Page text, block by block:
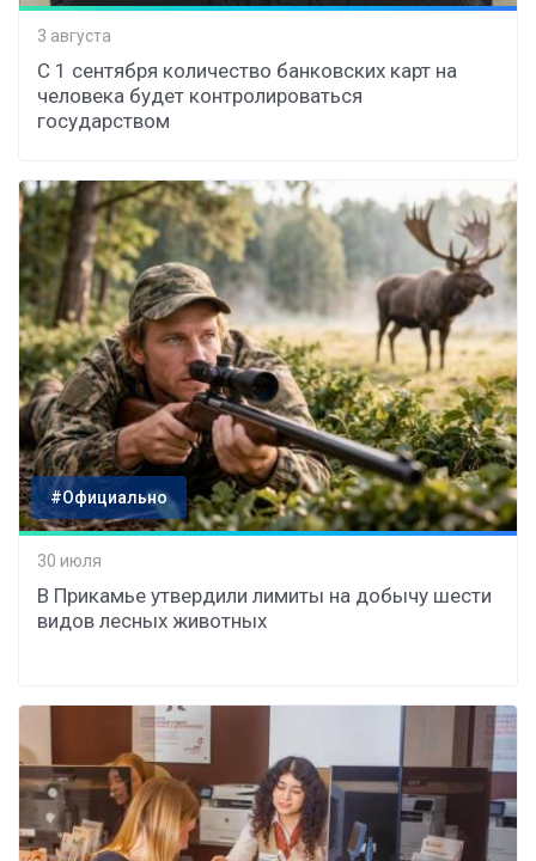
3 августа
С 1 сентября количество банковских карт на
человека будет контролироваться
государством
#Официально
30 июля
В Прикамье утвердили лимиты на добычу шести
видов лесных животных